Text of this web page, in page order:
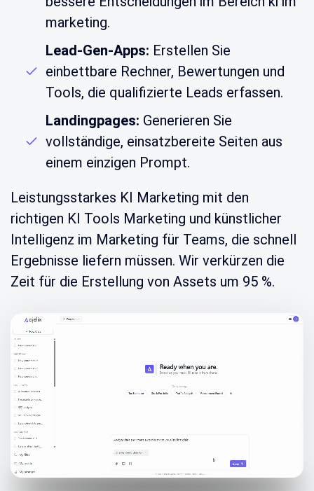
marketing.
Lead-Gen-Apps: Erstellen Sie
einbettbare Rechner, Bewertungen und
Tools, die qualifizierte Leads erfassen.
Landingpages: Generieren Sie
vollständige, einsatzbereite Seiten aus
einem einzigen Prompt.
Leistungsstarkes KI Marketing mit den
richtigen KI Tools Marketing und künstlicher
Intelligenz im Marketing für Teams, die schnell
Ergebnisse liefern müssen. Wir verkürzen die
Zeit für die Erstellung von Assets um 95 %.